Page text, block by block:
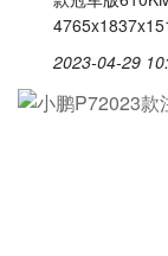
2023-04-29